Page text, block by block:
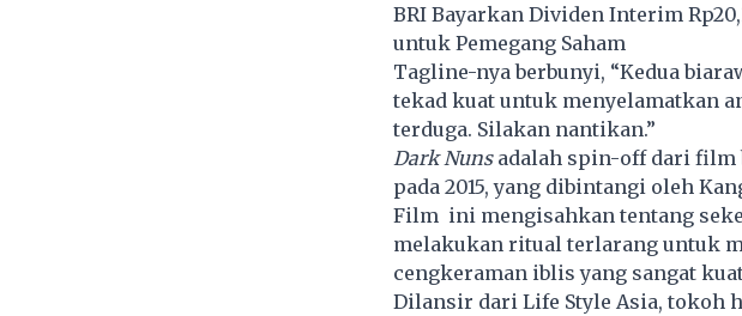
BRI Bayarkan Dividen Interim
untuk Pemegang Saham
Tagline-nya berbunyi, “Kedua
tekad kuat untuk menyelamatkan
terduga. Silakan nantikan.”
Dark Nunsadalah spin-off dari film
pada 2015, yang dibintangi oleh
Film ini mengisahkan tentang
melakukan ritual terlarang untuk
cengkeraman iblis yang sangat
Dilansir dari Life Style Asia, tokoh